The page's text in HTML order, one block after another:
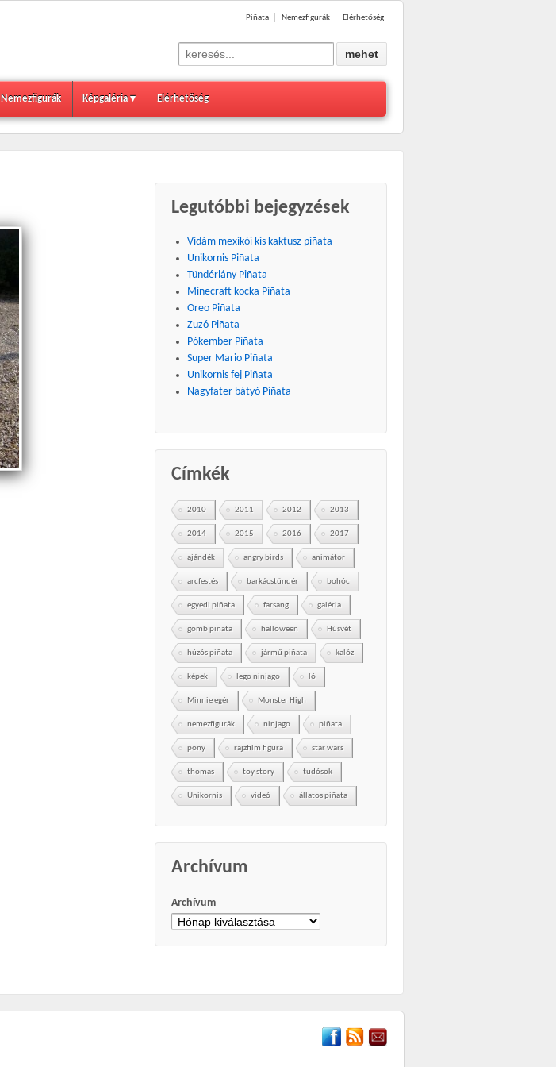
Piñata Nemezfigurák Elérhetőség
Nemezfigurák Képgaléria Elérhetőség
Legutóbbi bejegyzések
Vidám mexikói kis kaktusz piñata
Unikornis Piñata
Tündérlány Piñata
Minecraft kocka Piñata
Oreo Piñata
Zuzó Piñata
Pókember Piñata
Super Mario Piñata
Unikornis fej Piñata
Nagyfater bátyó Piñata
Címkék
2010 2011 2012 2013
2014 2015 2016 2017
ajándék angry birds animátor
arcfestés barkácstündér bohóc
egyedi piñata farsang galéria
gömb piñata halloween Húsvét
húzós piñata jármű piñata kalóz
képek lego ninjago ló
Minnie egér Monster High
nemezfigurák ninjago piñata
pony rajzfilm figura star wars
thomas toy story tudósok
Unikornis videó állatos piñata
Archívum
Archívum